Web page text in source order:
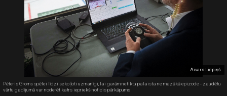
Aivars Liepiņš
Pēteris Groms spēlei līdzi seko ļoti uzmanīgi, lai garām netiktu palaista ne mazākā epizode - zaudētu
vārtu gadījumā var noderēt katrs iepriekš noticis pārkāpums